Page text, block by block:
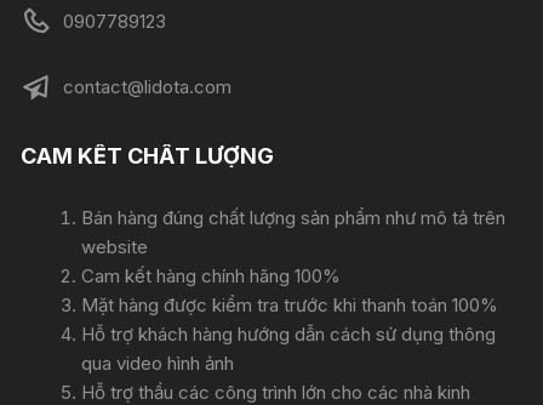
0907789123
contact@lidota.com
CAM KẾT CHẤT LƯỢNG
Bán hàng đúng chất lượng sản phẩm như mô tả trên
website
Cam kết hàng chính hãng 100%
Mặt hàng được kiểm tra trước khi thanh toán 100%
Hỗ trợ khách hàng hướng dẫn cách sử dụng thông
qua video hình ảnh
Hỗ trợ thầu các công trình lớn cho các nhà kinh